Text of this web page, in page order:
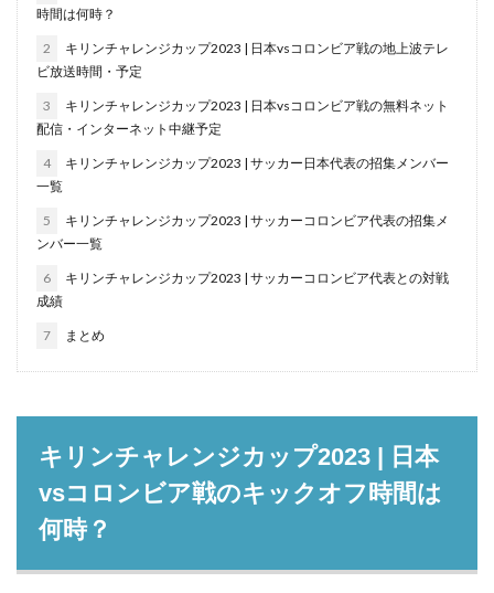
時間は何時？
2
キリンチャレンジカップ2023 | 日本vsコロンビア戦の地上波テレ
ビ放送時間・予定
3
キリンチャレンジカップ2023 | 日本vsコロンビア戦の無料ネット
配信・インターネット中継予定
4
キリンチャレンジカップ2023 | サッカー日本代表の招集メンバー
一覧
5
キリンチャレンジカップ2023 | サッカーコロンビア代表の招集メ
ンバー一覧
6
キリンチャレンジカップ2023 | サッカーコロンビア代表との対戦
成績
7 まとめ
キリンチャレンジカップ2023 | 日本
vsコロンビア戦のキックオフ時間は
何時？